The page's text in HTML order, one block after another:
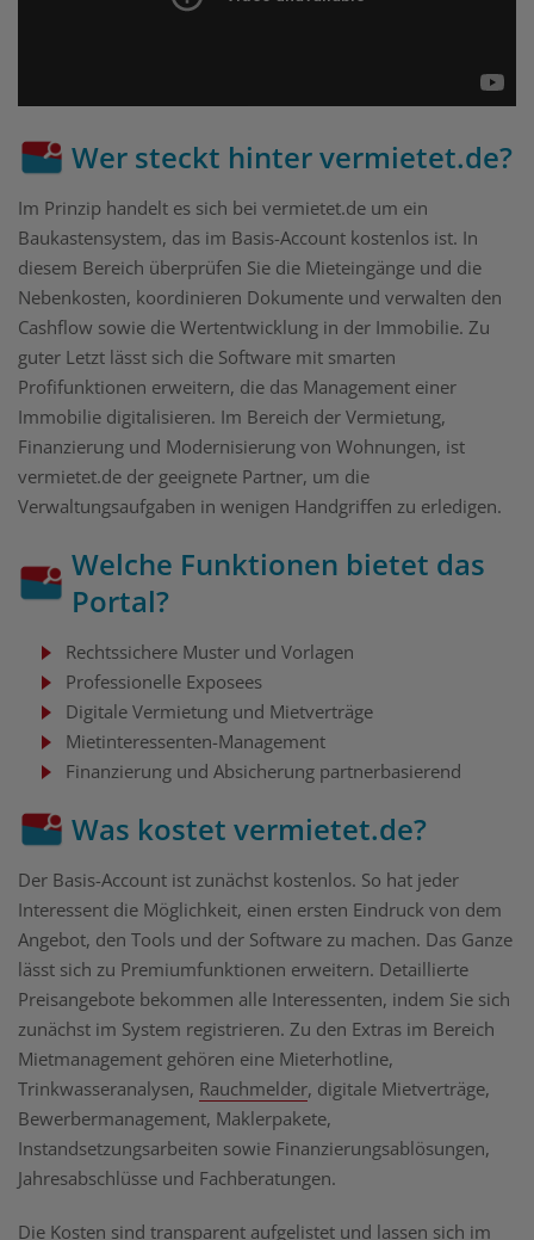
Wer steckt hinter vermietet.de?
Im Prinzip handelt es sich bei vermietet.de um ein
Baukastensystem, das im Basis-Account kostenlos ist. In
diesem Bereich überprüfen Sie die Mieteingänge und die
Nebenkosten, koordinieren Dokumente und verwalten den
Cashflow sowie die Wertentwicklung in der Immobilie. Zu
guter Letzt lässt sich die Software mit smarten
Profifunktionen erweitern, die das Management einer
Immobilie digitalisieren. Im Bereich der Vermietung,
Finanzierung und Modernisierung von Wohnungen, ist
vermietet.de der geeignete Partner, um die
Verwaltungsaufgaben in wenigen Handgriffen zu erledigen.
Welche Funktionen bietet das
Portal?
Rechtssichere Muster und Vorlagen
Professionelle Exposees
Digitale Vermietung und Mietverträge
Mietinteressenten-Management
Finanzierung und Absicherung partnerbasierend
Was kostet vermietet.de?
Der Basis-Account ist zunächst kostenlos. So hat jeder
Interessent die Möglichkeit, einen ersten Eindruck von dem
Angebot, den Tools und der Software zu machen. Das Ganze
lässt sich zu Premiumfunktionen erweitern. Detaillierte
Preisangebote bekommen alle Interessenten, indem Sie sich
zunächst im System registrieren. Zu den Extras im Bereich
Mietmanagement gehören eine Mieterhotline,
Trinkwasseranalysen, Rauchmelder, digitale Mietverträge,
Bewerbermanagement, Maklerpakete,
Instandsetzungsarbeiten sowie Finanzierungsablösungen,
Jahresabschlüsse und Fachberatungen.
Die Kosten sind transparent aufgelistet und lassen sich im